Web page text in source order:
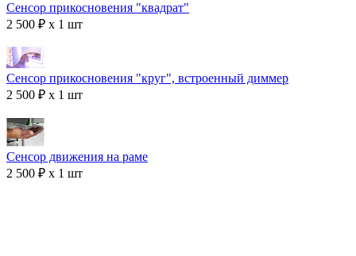
Сенсор прикосновения "квадрат"
2 500 ₽ x 1 шт
Сенсор прикосновения "круг", встроенный диммер
2 500 ₽ x 1 шт
Сенсор движения на раме
2 500 ₽ x 1 шт